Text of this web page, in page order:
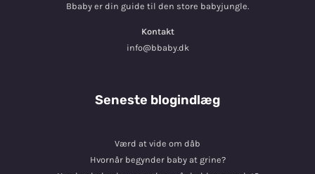
Bbaby er din guide til den store babyjungle.
Kontakt
info@bbaby.dk
Seneste blogindlæg
Værd at vide om dåb
Hvornår begynder baby at grine?